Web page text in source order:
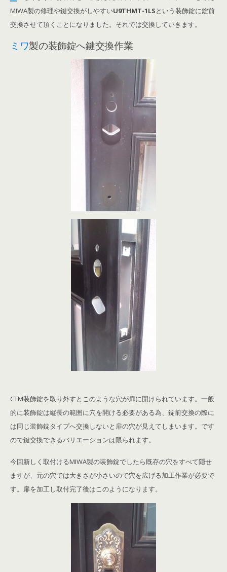
MIWA製の修理や鍵交換がしやすいU9THMT-1LSという装飾錠に錠前
交換させて頂くことになりました。それでは交換していきます。
ミワ製の装飾錠へ鍵交換作業
CTM装飾錠を取り外すとこのような穴が扉に開けられています。一般
的に装飾錠は縦長の範囲に穴を開ける必要がある為、錠前交換の際に
は同じ装飾錠タイプへ交換しないと扉の穴が見えてしまいます。です
ので鍵交換できるバリエーションは限られます。
今回新しく取付けるMIWA製の装飾錠でしたら既存の穴をすべて隠せ
ますが、元の穴では大きさが小さいので穴を広げる加工作業が必要で
す。扉を加工し取付完了後はこのようになります。